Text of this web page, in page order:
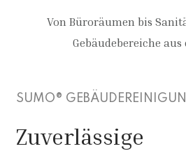
Von Büroräumen bis
Gebäudebereiche aus
SUMO®
Zuverlässige